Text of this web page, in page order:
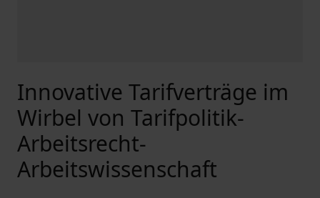
Innovative Tarifverträge im
Wirbel von Tarifpolitik-
Arbeitsrecht-
Arbeitswissenschaft